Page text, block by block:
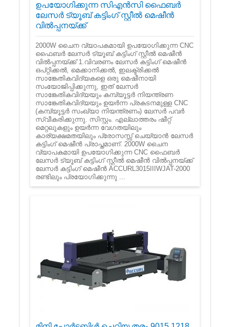
ഉപയോഗിക്കുന്ന സിഎൻസി ഫൈബർ
ലേസർ ട്യൂബ് കട്ടിംഗ് സ്റ്റീൽ മെഷീൻ
വിൽപ്പനയ്ക്ക്
2000W ചൈന വ്യാപകമായി ഉപയോഗിക്കുന്ന CNC
ഫൈബർ ലേസർ ട്യൂബ് കട്ടിംഗ് സ്റ്റീൽ മെഷീൻ
വിൽപ്പനയ്‌ക്ക് 1.വിവരണം ലേസർ കട്ടിംഗ് മെഷീൻ
ഒപ്റ്റിക്കൽ, മെക്കാനിക്കൽ, ഇലക്ട്രിക്കൽ
സാങ്കേതികവിദ്യകളെ ഒരു മെഷീനായി
സംയോജിപ്പിക്കുന്നു, ഇത് ലേസർ
സാങ്കേതികവിദ്യയും കമ്പ്യൂട്ടർ നിയന്ത്രണ
സാങ്കേതികവിദ്യയും ഉയർന്ന പ്രകടനമുള്ള CNC
(കമ്പ്യൂട്ടർ സംഖ്യാ നിയന്ത്രണം) ലേസർ പവർ
സ്വീകരിക്കുന്നു. സിസ്റ്റം. എല്ലാത്തരം ഷീറ്റ്
മെറ്റലുകളും ഉയർന്ന വേഗതയിലും
കാര്യക്ഷമതയിലും പ്രോസസ്സ് ചെയ്യാൻ ലേസർ
കട്ടിംഗ് മെഷീൻ പ്രാപ്തമാണ്. 2000W ചൈന
വ്യാപകമായി ഉപയോഗിക്കുന്ന CNC ഫൈബർ
ലേസർ ട്യൂബ് കട്ടിംഗ് സ്റ്റീൽ മെഷീൻ വിൽപ്പനയ്‌ക്ക്
ലേസർ കട്ടിംഗ് മെഷീൻ ACCURL3015IIIWJAT-2000
രണ്ടിലും പ്രയോഗിക്കുന്നു ...